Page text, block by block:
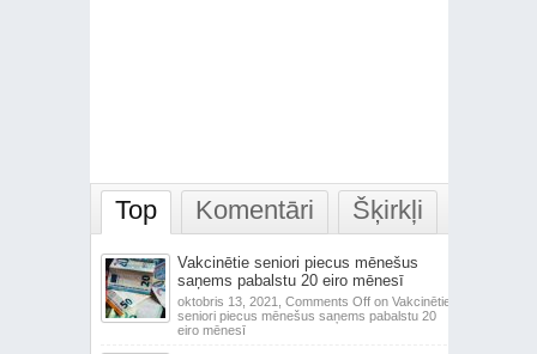
Top Komentāri Šķirkļi
Vakcinētie seniori piecus mēnešus
saņems pabalstu 20 eiro mēnesī
oktobris 13, 2021, Comments Offon Vakcinētie
seniori piecus mēnešus saņems pabalstu 20
eiro mēnesī